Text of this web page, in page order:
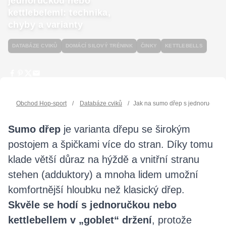
kettlebeleml: technika,
chyby a varianty
DATABÁZE CVIKŮ DOMÁCÍ SILOVÝ TRÉNINK ČINKY KETTLEBELLS
Obchod Hop-sport / Databáze cviků / Jak na sumo dřep s jednoručkou
Sumo dřep je varianta dřepu se širokým
postojem a špičkami více do stran. Díky tomu
klade větší důraz na hýždě a vnitřní stranu
stehen (adduktory) a mnoha lidem umožní
komfortnější hloubku než klasický dřep.
Skvěle se hodí s jednoručkou nebo
kettlebellem v „goblet“ držení, protože